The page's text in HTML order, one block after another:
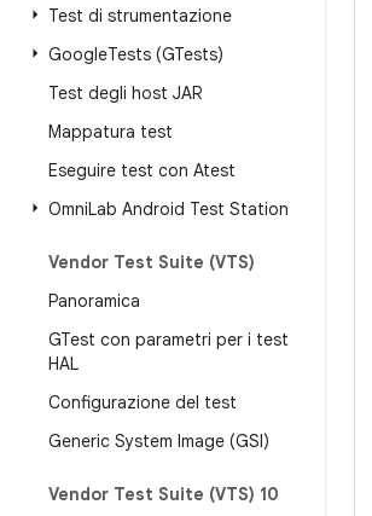
Test di strumentazione
GoogleTests (GTests)
Test degli host JAR
Mappatura test
Eseguire test con Atest
OmniLab Android Test Station
Vendor Test Suite (VTS)
Panoramica
GTest con parametri per i test
HAL
Configurazione del test
Generic System Image (GSI)
Vendor Test Suite (VTS) 10